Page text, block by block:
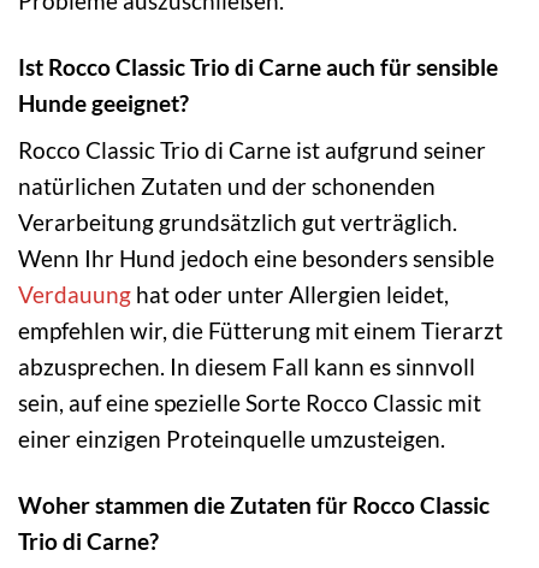
Ist Rocco Classic Trio di Carne auch für sensible
Hunde geeignet?
Rocco Classic Trio di Carne ist aufgrund seiner
natürlichen Zutaten und der schonenden
Verarbeitung grundsätzlich gut verträglich.
Wenn Ihr Hund jedoch eine besonders sensible
Verdauung hat oder unter Allergien leidet,
empfehlen wir, die Fütterung mit einem Tierarzt
abzusprechen. In diesem Fall kann es sinnvoll
sein, auf eine spezielle Sorte Rocco Classic mit
einer einzigen Proteinquelle umzusteigen.
Woher stammen die Zutaten für Rocco Classic
Trio di Carne?